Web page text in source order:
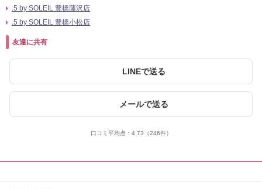
.5 by SOLEIL 豊橋藤沢店
.5 by SOLEIL 豊橋小松店
友達に共有
LINEで送る
メールで送る
口コミ平均点： 4.73 （246件）